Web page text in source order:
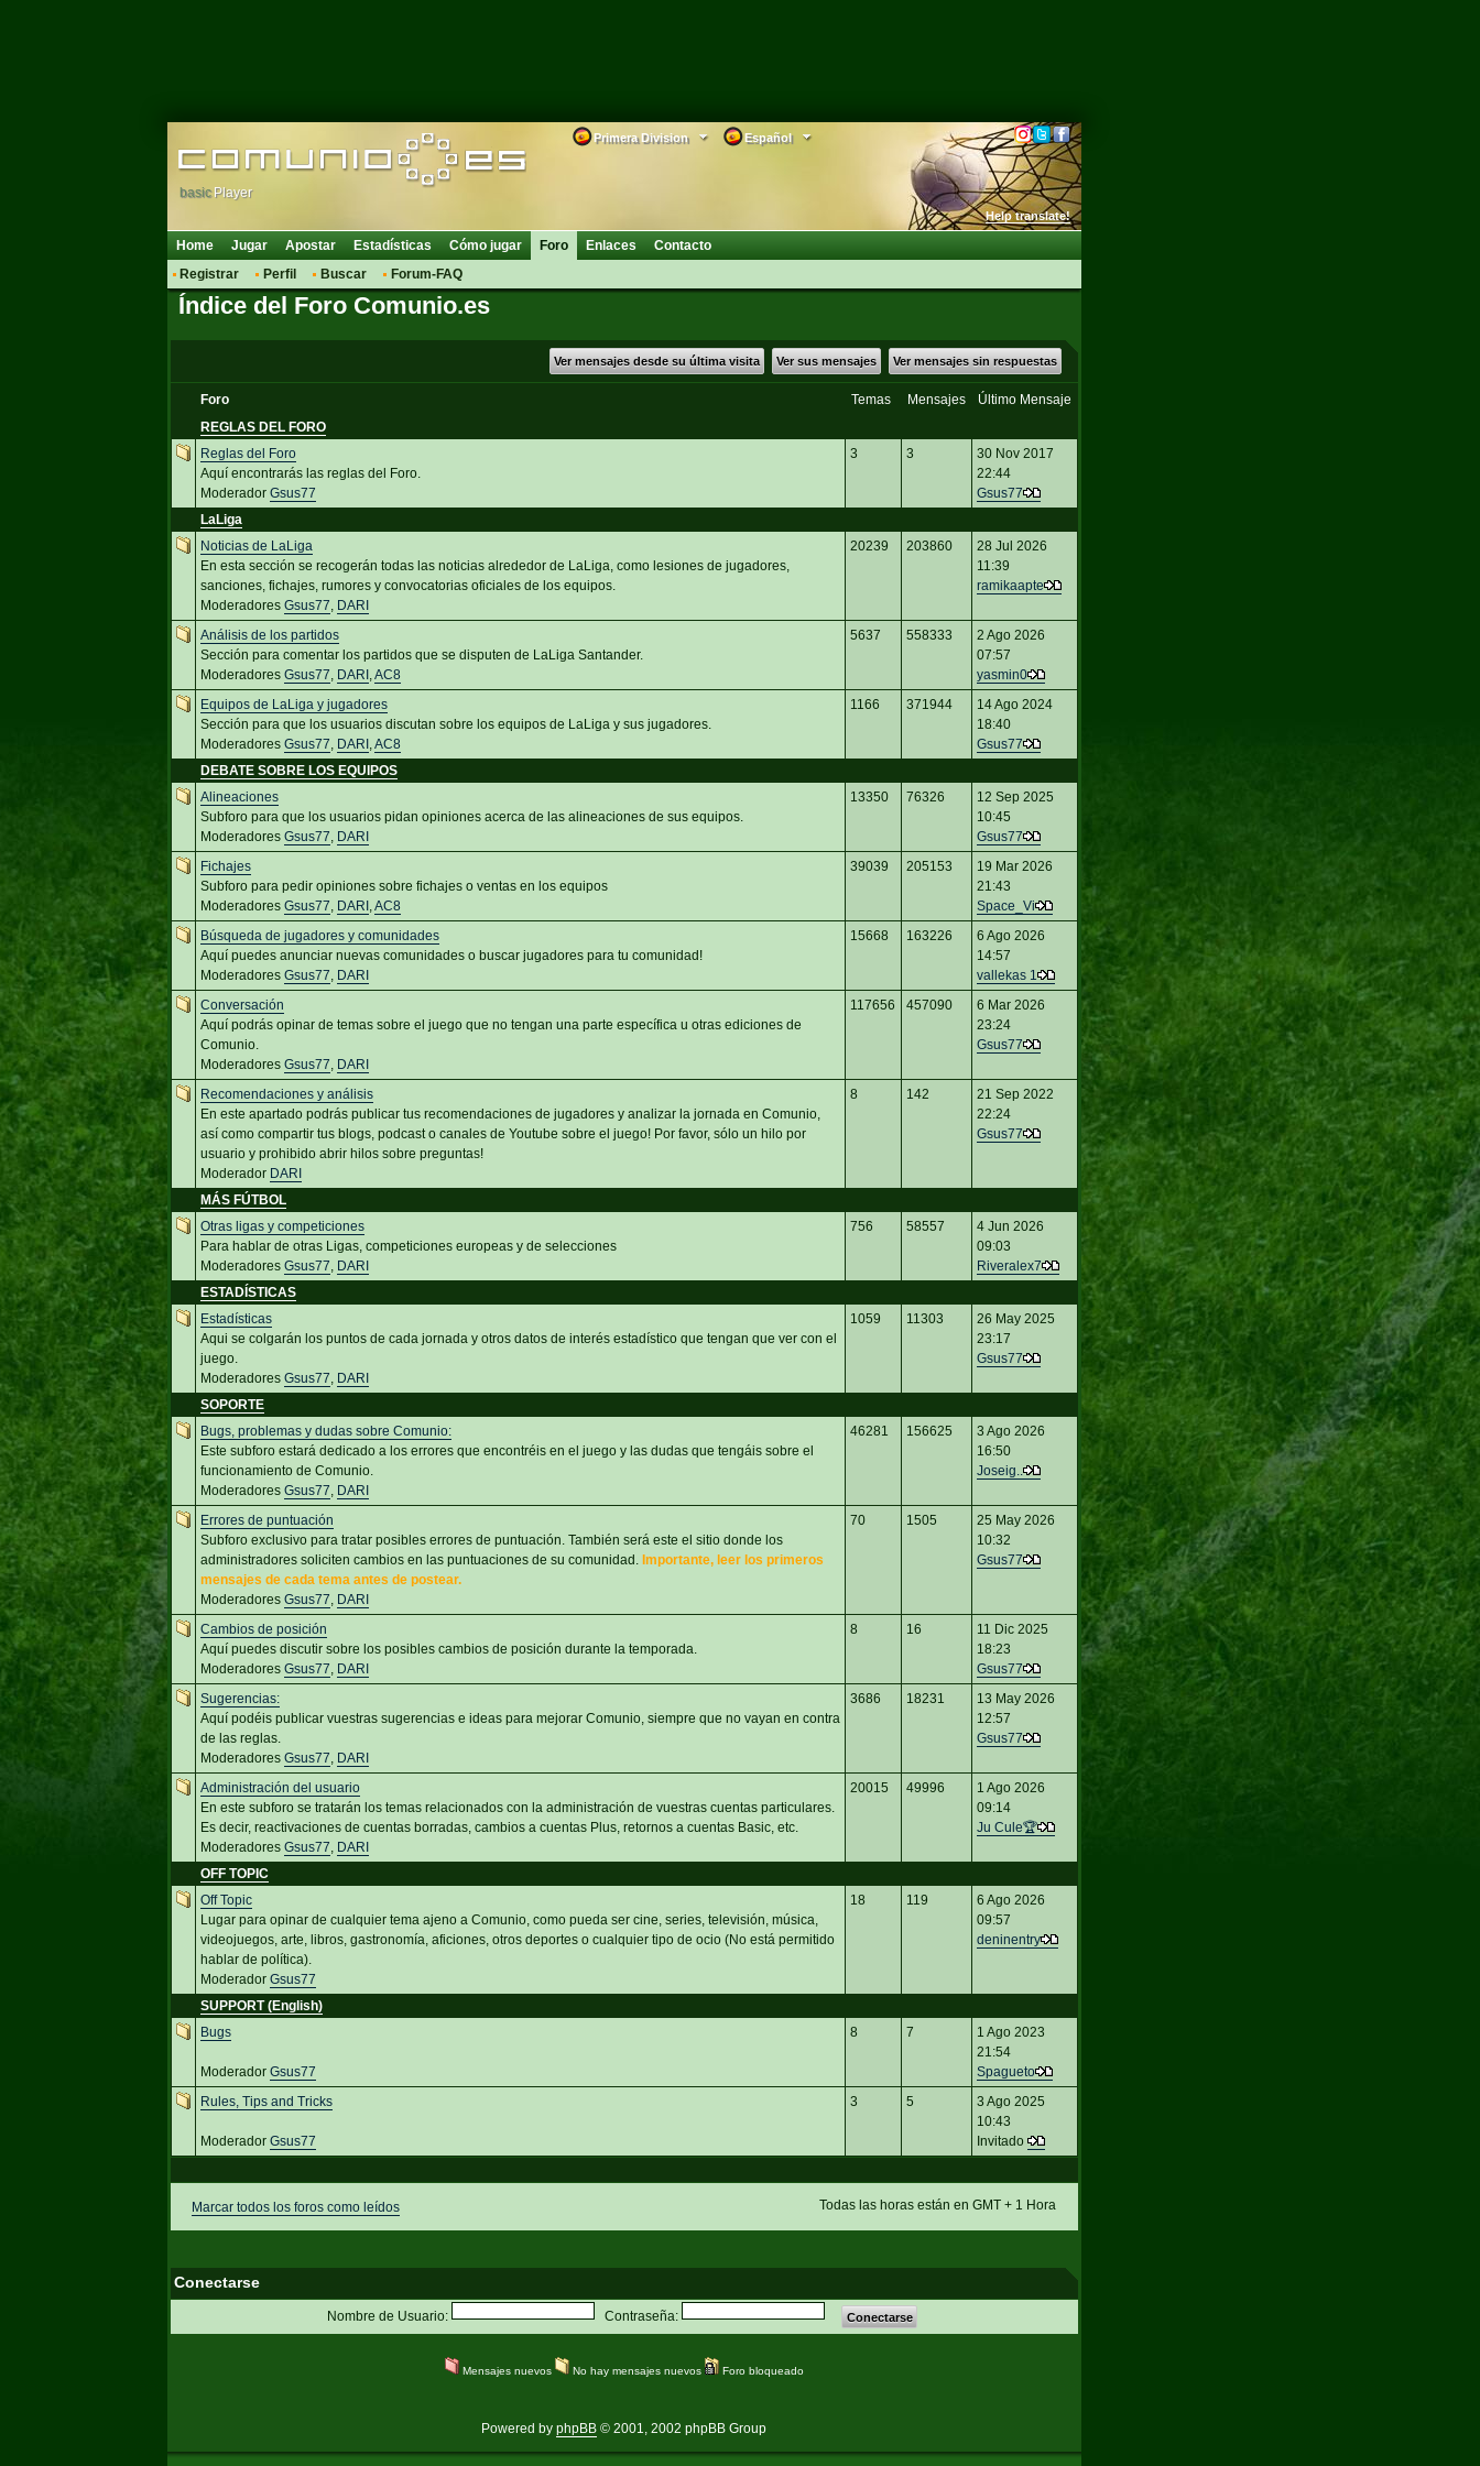
Español
Primera Division
Help translate!
basic Player
Home Jugar Apostar Estadísticas Cómo jugar
Foro
Registrar
Perfil Buscar Forum-FAQ
Enlaces Contacto
Índice del Foro Comunio.es
Ver mensajes desde su última visita Ver sus mensajes Ver mensajes sin respuestas
Foro Temas Mensajes
Último Mensaje
REGLAS DEL FORO
Reglas del Foro
Aquí encontrarás las reglas del Foro.
Moderador Gsus77
3 3
30 Nov 2017
22:44
Gsus77
LaLiga
Noticias de LaLiga
En esta sección se recogerán todas las noticias alrededor de LaLiga, como lesiones de jugadores,
sanciones, fichajes, rumores y convocatorias oficiales de los equipos.
Moderadores Gsus77, DARI
20239 203860
28 Jul 2026
11:39
ramikaapte
Análisis de los partidos
Sección para comentar los partidos que se disputen de LaLiga Santander.
Moderadores Gsus77, DARI ,AC8
5637 558333
2 Ago 2026
07:57
yasmin0
Equipos de LaLiga y jugadores
Sección para que los usuarios discutan sobre los equipos de LaLiga y sus jugadores.
Moderadores Gsus77, DARI ,AC8
1166 371944
14 Ago 2024
18:40
Gsus77
DEBATE SOBRE LOS EQUIPOS
Alineaciones
Subforo para que los usuarios pidan opiniones acerca de las alineaciones de sus equipos.
Moderadores Gsus77, DARI
13350 76326
12 Sep 2025
10:45
Gsus77
Fichajes
Subforo para pedir opiniones sobre fichajes o ventas en los equipos
Moderadores Gsus77, DARI ,AC8
39039 205153
19 Mar 2026
21:43
Space_Vi
Búsqueda de jugadores y comunidades
Aquí puedes anunciar nuevas comunidades o buscar jugadores para tu comunidad!
Moderadores Gsus77, DARI
15668 163226
6 Ago 2026
14:57
vallekas 1
Conversación
Aquí podrás opinar de temas sobre el juego que no tengan una parte específica u otras ediciones de
Comunio.
Moderadores Gsus77, DARI
117656 457090
6 Mar 2026
23:24
Gsus77
Recomendaciones y análisis
En este apartado podrás publicar tus recomendaciones de jugadores y analizar la jornada en Comunio,
así como compartir tus blogs, podcast o canales de Youtube sobre el juego! Por favor, sólo un hilo por
usuario y prohibido abrir hilos sobre preguntas!
Moderador DARI
8 142
21 Sep 2022
22:24
Gsus77
MÁS FÚTBOL
Otras ligas y competiciones
Para hablar de otras Ligas, competiciones europeas y de selecciones
Moderadores Gsus77, DARI
756 58557
4 Jun 2026
09:03
Riveralex7
ESTADÍSTICAS
Estadísticas
Aqui se colgarán los puntos de cada jornada y otros datos de interés estadístico que tengan que ver con el
juego.
Moderadores Gsus77, DARI
1059 11303
26 May 2025
23:17
Gsus77
SOPORTE
Bugs, problemas y dudas sobre Comunio:
Este subforo estará dedicado a los errores que encontréis en el juego y las dudas que tengáis sobre el
funcionamiento de Comunio.
Moderadores Gsus77, DARI
46281 156625
3 Ago 2026
16:50
Joseig..
Errores de puntuación
Subforo exclusivo para tratar posibles errores de puntuación. También será este el sitio donde los
administradores soliciten cambios en las puntuaciones de su comunidad. Importante, leer los primeros
mensajes de cada tema antes de postear.
Moderadores Gsus77, DARI
70 1505
25 May 2026
10:32
Gsus77
Cambios de posición
Aquí puedes discutir sobre los posibles cambios de posición durante la temporada.
Moderadores Gsus77, DARI
8 16
11 Dic 2025
18:23
Gsus77
Sugerencias:
Aquí podéis publicar vuestras sugerencias e ideas para mejorar Comunio, siempre que no vayan en contra
de las reglas.
Moderadores Gsus77, DARI
3686 18231
13 May 2026
12:57
Gsus77
Administración del usuario
En este subforo se tratarán los temas relacionados con la administración de vuestras cuentas particulares.
Es decir, reactivaciones de cuentas borradas, cambios a cuentas Plus, retornos a cuentas Basic, etc.
Moderadores Gsus77, DARI
20015 49996
1 Ago 2026
09:14
Ju Cule🏆
OFF TOPIC
Off Topic
Lugar para opinar de cualquier tema ajeno a Comunio, como pueda ser cine, series, televisión, música,
videojuegos, arte, libros, gastronomía, aficiones, otros deportes o cualquier tipo de ocio (No está permitido
hablar de política).
Moderador Gsus77
18 119
6 Ago 2026
09:57
deninentry
SUPPORT (English)
Bugs
Moderador Gsus77
8 7
1 Ago 2023
21:54
Spagueto
Rules, Tips and Tricks
Moderador Gsus77
3 5
3 Ago 2025
10:43
Invitado
Todas las horas están en GMT + 1 Hora
Marcar todos los foros como leídos
Conectarse
Nombre de Usuario: Contraseña:
Mensajes nuevos No hay mensajes nuevos Foro bloqueado
Powered by phpBB © 2001, 2002 phpBB Group